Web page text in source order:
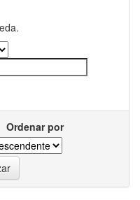
Ordenar por